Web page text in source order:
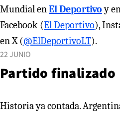
Mundial enEl Deportivoy
Facebook (El Deportivo),
en X (@ElDeportivoLT).
22 JUNIO
Partido finalizado
Historia ya contada. Argentina clasifica a la fase